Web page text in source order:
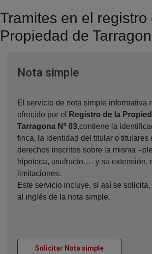
Tramites en el registro
Propiedad de
Nota simpleVentana nueva
El servicio de nota simple informativa
ofrecido por el
Registro de la
Tarragona Nº 03,contiene la
finca, la identidad del titular o titulares
derechos inscritos sobre la misma
hipoteca, usufructo…- y su extensión,
limitaciones.
Este servicio incluye, si así se
al inglés de la nota simple.
Solicitar Nota simpleVentana nueva